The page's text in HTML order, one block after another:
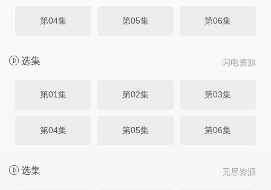
第04集 第05集 第06集
闪电资源
选集
第01集 第02集 第03集
第04集 第05集 第06集
无尽资源
选集